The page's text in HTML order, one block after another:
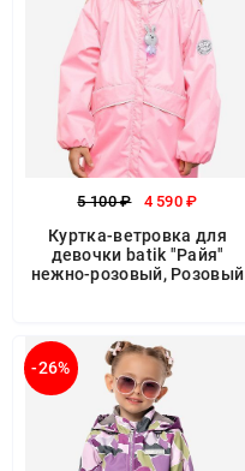
5 100 ₽ 4 590 ₽
Куртка-ветровка для
девочки batik "Райя"
нежно-розовый, Розовый
-26%